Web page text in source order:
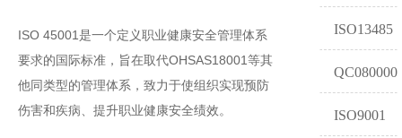
ISO 45001是一个定义职业健康安全管理体系
要求的国际标准，旨在取代OHSAS18001等其
他同类型的管理体系，致力于使组织实现预防
伤害和疾病、提升职业健康安全绩效。
ISO13485
QC080000
ISO9001